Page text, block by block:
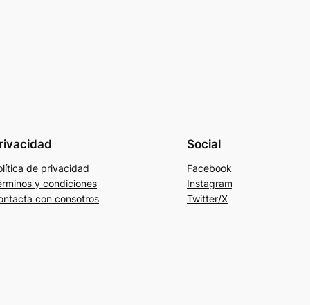
de privacidad
y condiciones
con consotros
Social
Facebook
Instagram
Twitter/X